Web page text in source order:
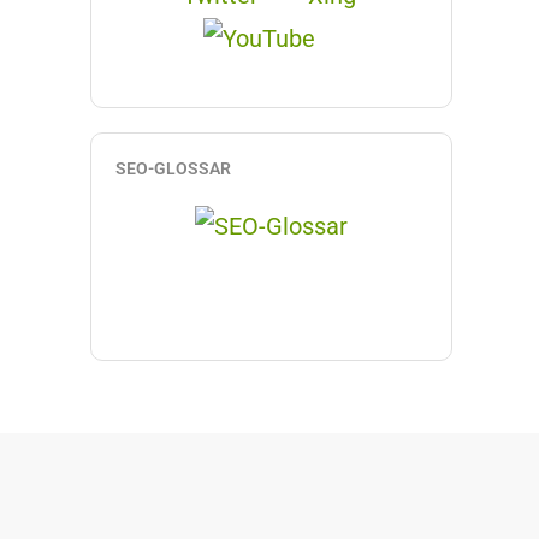
SEO-GLOSSAR